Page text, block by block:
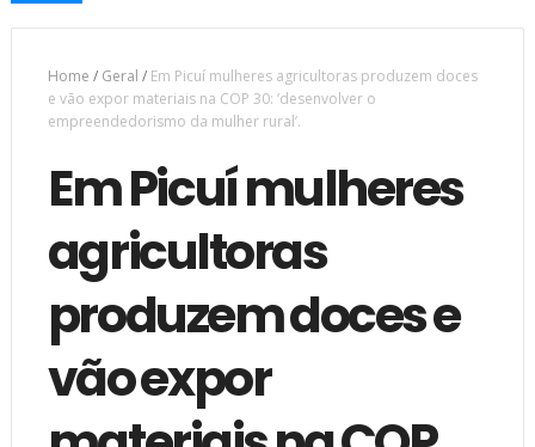
Home / Geral / Em Picuí mulheres agricultoras produzem doces
e vão expor materiais na COP 30: ‘desenvolver o
empreendedorismo da mulher rural’.
Em Picuí mulheres
agricultoras
produzem doces e
vão expor